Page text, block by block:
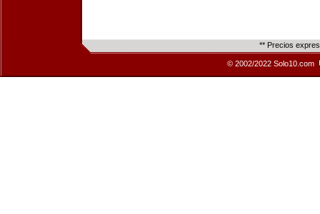
** Precios
© 2002/2022 Solo10.com